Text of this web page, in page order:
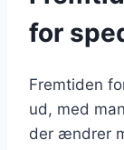
for
Fremtiden
ud, med
der ændrer